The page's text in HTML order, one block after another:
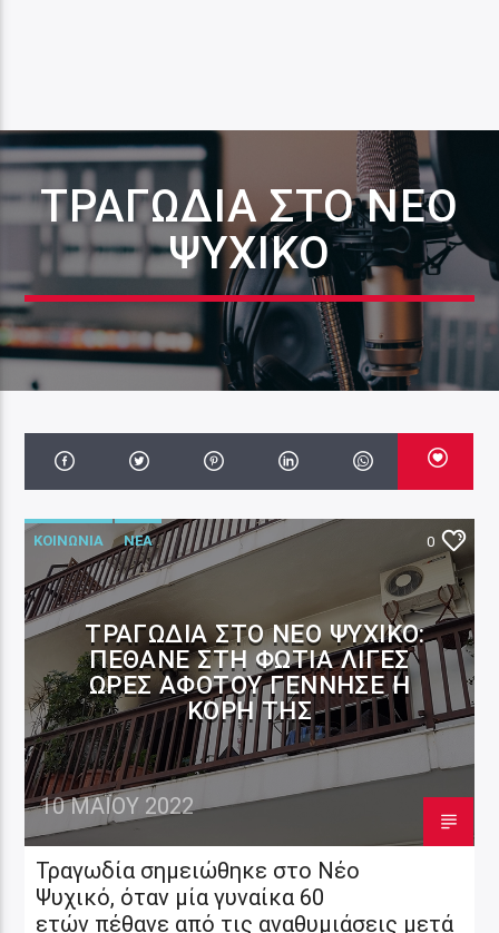
ΤΡΑΓΩΔΊΑ ΣΤΟ ΝΈΟ
ΨΥΧΙΚΌ
ΚΟΙΝΩΝΙΑ ΝΕΑ 0
ΤΡΑΓΩΔΊΑ ΣΤΟ ΝΈΟ ΨΥΧΙΚΌ:
ΠΈΘΑΝΕ ΣΤΗ ΦΩΤΙΆ ΛΊΓΕΣ
ΏΡΕΣ ΑΦΌΤΟΥ ΓΈΝΝΗΣΕ Η
ΚΌΡΗ ΤΗΣ
10 ΜΑΪ́ΟΥ 2022
Τραγωδία σημειώθηκε στο Νέο
Ψυχικό, όταν μία γυναίκα 60
ετών πέθανε από τις αναθυμιάσεις μετά